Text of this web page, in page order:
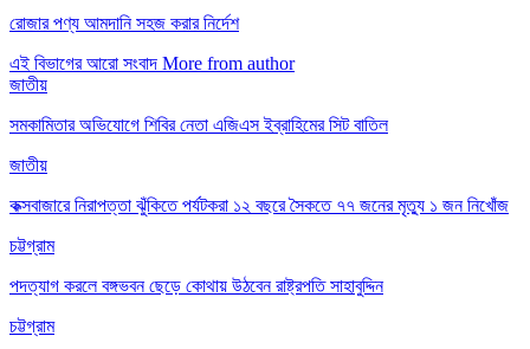
রোজার পণ্য আমদানি সহজ করার নির্দেশ
এই বিভাগের আরো সংবাদ More from author
জাতীয়
সমকামিতার অভিযোগে শিবির নেতা এজিএস ইব্রাহিমের সিট বাতিল
জাতীয়
কক্সবাজারে নিরাপত্তা ঝুঁকিতে পর্যটকরা ১২ বছরে সৈকতে ৭৭ জনের মৃত্যু ১ জন নিখোঁজ
চট্টগ্রাম
পদত্যাগ করলে বঙ্গভবন ছেড়ে কোথায় উঠবেন রাষ্ট্রপতি সাহাবুদ্দিন
চট্টগ্রাম